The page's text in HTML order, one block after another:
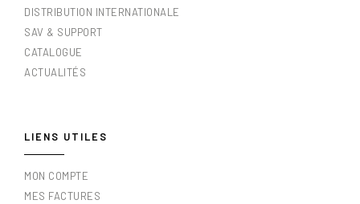
DISTRIBUTION INTERNATIONALE
SAV & SUPPORT
CATALOGUE
ACTUALITÉS
LIENS UTILES
MON COMPTE
MES FACTURES